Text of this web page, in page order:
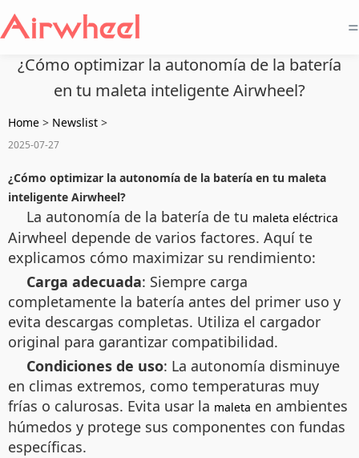
=
¿Cómo optimizar la autonomía de la batería
en tu maleta inteligente Airwheel?
Home > Newslist >
2025-07-27
¿Cómo optimizar la autonomía de la batería en tu maleta
inteligente Airwheel?
La autonomía de la batería de tu maleta eléctrica
Airwheel depende de varios factores. Aquí te
explicamos cómo maximizar su rendimiento:
Carga adecuada: Siempre carga
completamente la batería antes del primer uso y
evita descargas completas. Utiliza el cargador
original para garantizar compatibilidad.
Condiciones de uso: La autonomía disminuye
en climas extremos, como temperaturas muy
frías o calurosas. Evita usar la maleta en ambientes
húmedos y protege sus componentes con fundas
específicas.